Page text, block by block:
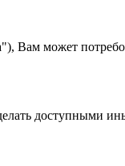
Вам может